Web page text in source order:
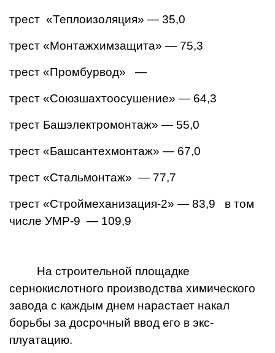
трест «Теплоизоляция» — 35,0
трест «Монтажхимзащита» — 75,3
трест «Промбурвод» —
трест «Союзшахтоосушение» — 64,3
трест Башэлектромонтаж» — 55,0
трест «Башсантехмонтаж» — 67,0
трест «Стальмонтаж» — 77,7
трест «Строймеханизация-2» — 83,9 в том
числе УМР-9 — 109,9
На строительной площадке
сернокислотного производства химического
завода с каждым днем нарастает накал
борьбы за досрочный ввод его в экс­
плуатацию.